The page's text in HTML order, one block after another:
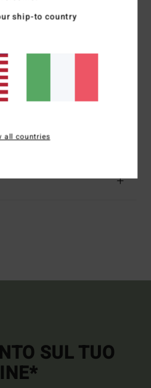
wool nylon blend fabric
pattern
SUL TUO
ship-to country
all countries